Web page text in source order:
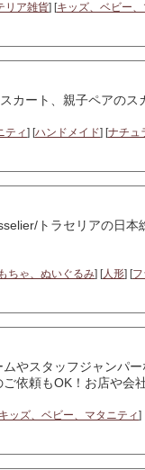
リア雑貨] [キッズ、ベビー
カート、親子ペアの
ティ] [ハンドメイド] [ナチュ
トラセリアの日
ちゃ、ぬいぐるみ] [人形] [
やスタッフジャンパ
依頼もOK！お店や会
ッズ、ベビー、マタニティ]